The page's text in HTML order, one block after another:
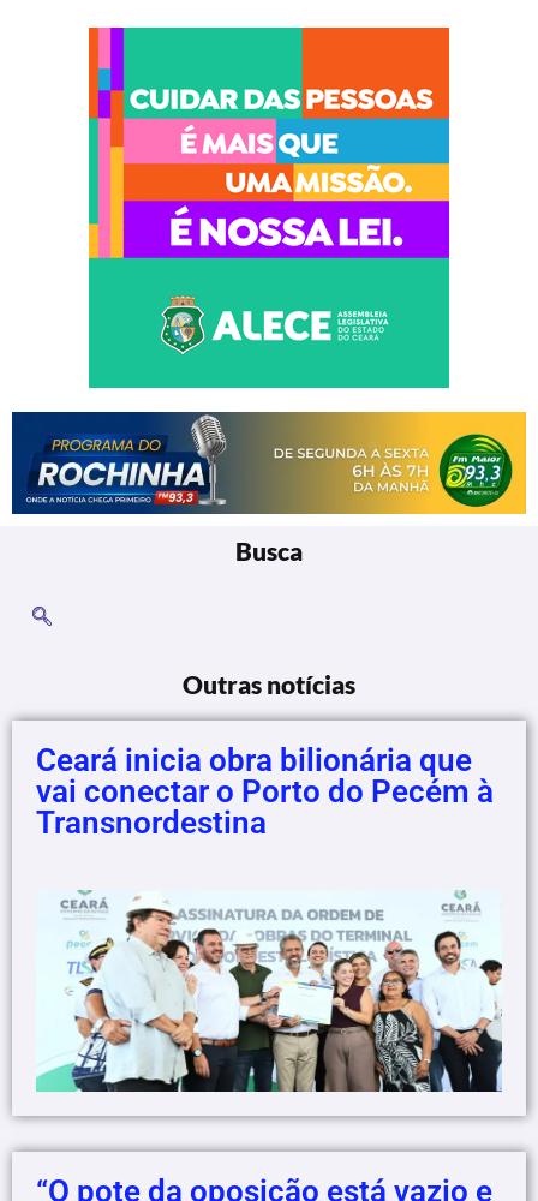
Busca
Outras notícias
Ceará inicia obra bilionária que
vai conectar o Porto do Pecém à
Transnordestina
“O pote da oposição está vazio e